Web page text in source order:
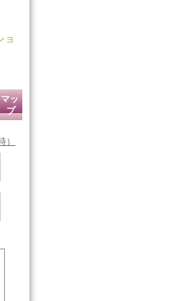
ョ
ッ
プ